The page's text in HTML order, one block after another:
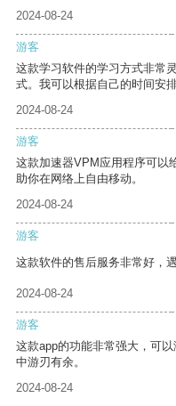
2024-08-24
游客
这款学习软件的学习方式非常
式。我可以根据自己的时间安
2024-08-24
游客
这款加速器VPM应用程序可以
助你在网络上自由移动。
2024-08-24
游客
这款软件的售后服务非常好，
2024-08-24
游客
这款app的功能非常强大，可
中游刃有余。
2024-08-24